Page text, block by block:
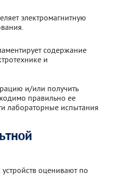
электромагнитную
содержание
и
и/или получить
правильно ее
лабораторные испытания
оценивают по